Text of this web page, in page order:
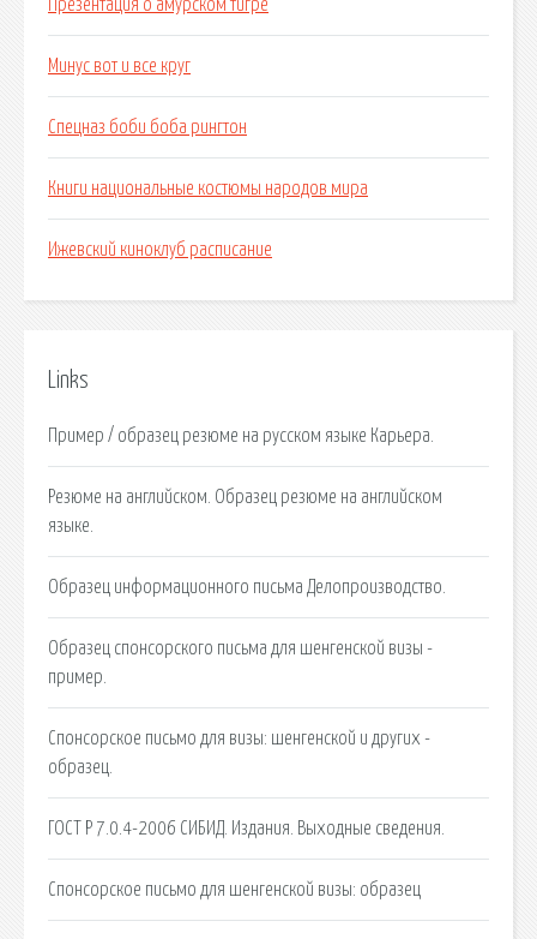
Презентация о амурском тигре
Минус вот и все круг
Спецназ боби боба рингтон
Книги национальные костюмы народов мира
Ижевский киноклуб расписание
Links
Пример / образец резюме на русском языке Карьера.
Резюме на английском. Образец резюме на английском
языке.
Образец информационного письма Делопроизводство.
Образец спонсорского письма для шенгенской визы -
пример.
Спонсорское письмо для визы: шенгенской и других -
образец.
ГОСТ Р 7.0.4-2006 СИБИД. Издания. Выходные сведения.
Спонсорское письмо для шенгенской визы: образец